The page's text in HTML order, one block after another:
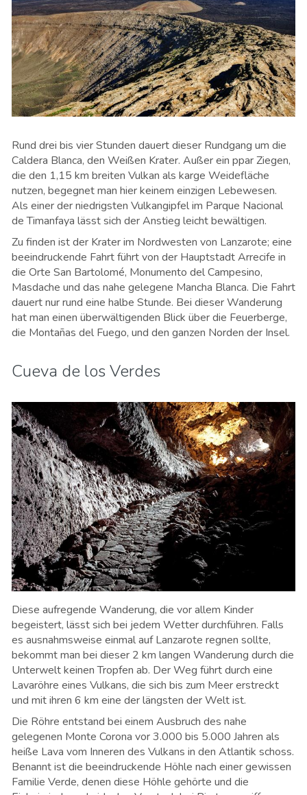
Rund drei bis vier Stunden dauert dieser Rundgang um die
Caldera Blanca, den Weißen Krater. Außer ein ppar Ziegen,
die den 1,15 km breiten Vulkan als karge Weidefläche
nutzen, begegnet man hier keinem einzigen Lebewesen.
Als einer der niedrigsten Vulkangipfel im Parque Nacional
de Timanfaya lässt sich der Anstieg leicht bewältigen.
Zu finden ist der Krater im Nordwesten von Lanzarote; eine
beeindruckende Fahrt führt von der Hauptstadt Arrecife in
die Orte San Bartolomé, Monumento del Campesino,
Masdache und das nahe gelegene Mancha Blanca. Die Fahrt
dauert nur rund eine halbe Stunde. Bei dieser Wanderung
hat man einen überwältigenden Blick über die Feuerberge,
die Montañas del Fuego, und den ganzen Norden der Insel.
Cueva de los Verdes
Diese aufregende Wanderung, die vor allem Kinder
begeistert, lässt sich bei jedem Wetter durchführen. Falls
es ausnahmsweise einmal auf Lanzarote regnen sollte,
bekommt man bei dieser 2 km langen Wanderung durch die
Unterwelt keinen Tropfen ab. Der Weg führt durch eine
Lavaröhre eines Vulkans, die sich bis zum Meer erstreckt
und mit ihren 6 km eine der längsten der Welt ist.
Die Röhre entstand bei einem Ausbruch des nahe
gelegenen Monte Corona vor 3.000 bis 5.000 Jahren als
heiße Lava vom Inneren des Vulkans in den Atlantik schoss.
Benannt ist die beeindruckende Höhle nach einer gewissen
Familie Verde, denen diese Höhle gehörte und die